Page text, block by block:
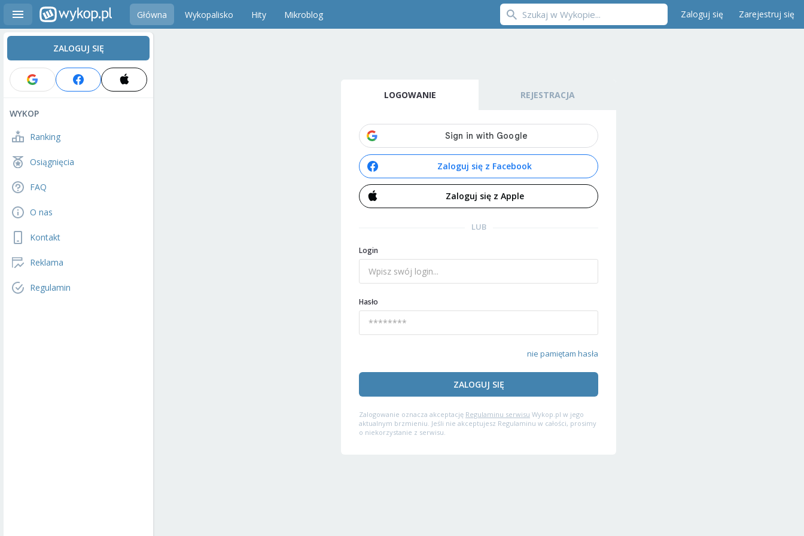
Główna Wykopalisko Hity Mikroblog Zaloguj się Zarejestruj się
ZALOGUJ SIĘ
WYKOP
Ranking
Osiągnięcia
FAQ
O nas
Kontakt
Reklama
Regulamin
LOGOWANIE REJESTRACJA
Zaloguj się z Facebook
Zaloguj się z Apple
LUB
Login
Hasło
nie pamiętam hasła
ZALOGUJ SIĘ
Zalogowanie oznacza akceptację Regulaminu serwisu Wykop.pl w jego
aktualnym brzmieniu. Jeśli nie akceptujesz Regulaminu w całości, prosimy
o niekorzystanie z serwisu.